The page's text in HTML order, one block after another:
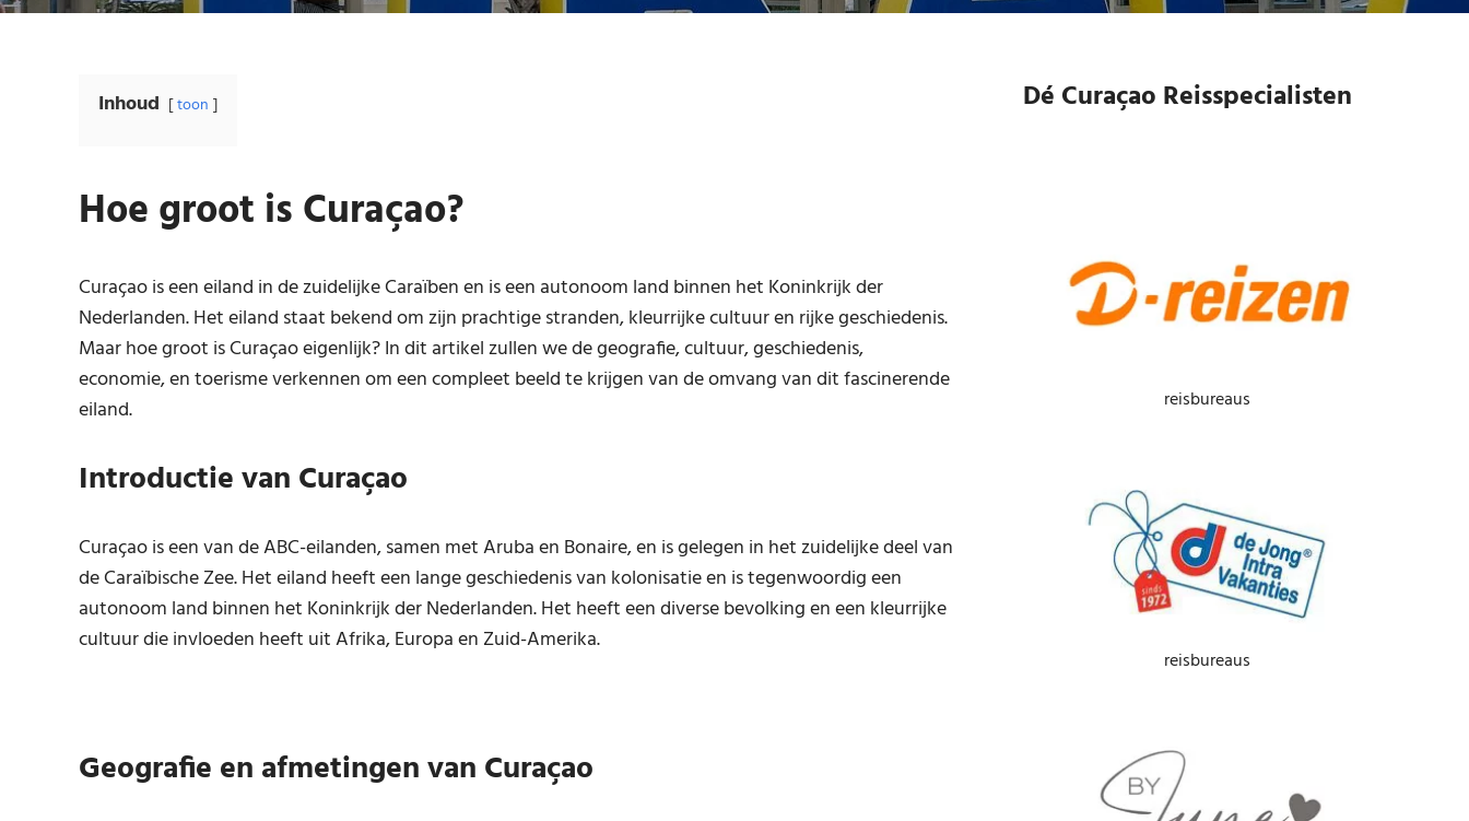
Inhoud toon
Hoe groot is Curaçao?
Curaçao is een eiland in de zuidelijke Caraïben en is een autonoom land binnen het Koninkrijk der
Nederlanden. Het eiland staat bekend om zijn prachtige stranden, kleurrijke cultuur en rijke geschiedenis.
Maar hoe groot is Curaçao eigenlijk? In dit artikel zullen we de geografie, cultuur, geschiedenis,
economie, en toerisme verkennen om een compleet beeld te krijgen van de omvang van dit fascinerende
eiland.
Introductie van Curaçao
Curaçao is een van de ABC-eilanden, samen met Aruba en Bonaire, en is gelegen in het zuidelijke deel van
de Caraïbische Zee. Het eiland heeft een lange geschiedenis van kolonisatie en is tegenwoordig een
autonoom land binnen het Koninkrijk der Nederlanden. Het heeft een diverse bevolking en een kleurrijke
cultuur die invloeden heeft uit Afrika, Europa en Zuid-Amerika.
Geografie en afmetingen van Curaçao
Dé Curaçao Reisspecialisten
reisbureaus
reisbureaus